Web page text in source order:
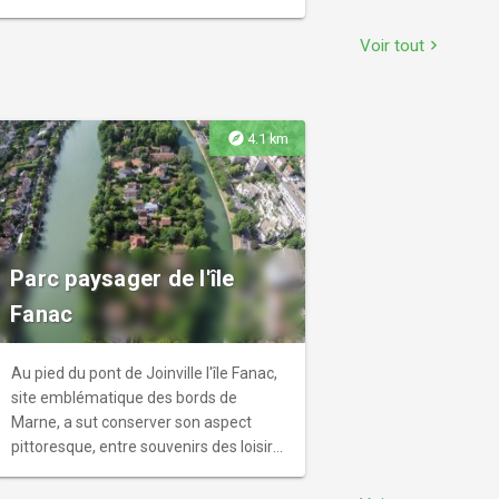
Voir tout chevron_right
explore 4.1 km
Parc paysager de l'île
Fanac
Au pied du pont de Joinville l'île Fanac,
site emblématique des bords de
Marne, a sut conserver son aspect
pittoresque, entre souvenirs des loisirs